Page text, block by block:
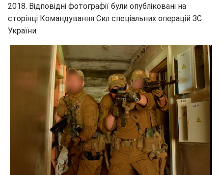
2018. Відповідні фотографії були опубліковані на
сторінці Командування Сил спеціальних операцій ЗС
України.